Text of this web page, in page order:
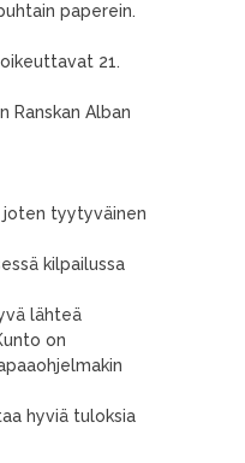
paperein.
21.
Ranskan Alban
joten tyytyväinen
kilpailussa
lähteä
on
hyviä tuloksia